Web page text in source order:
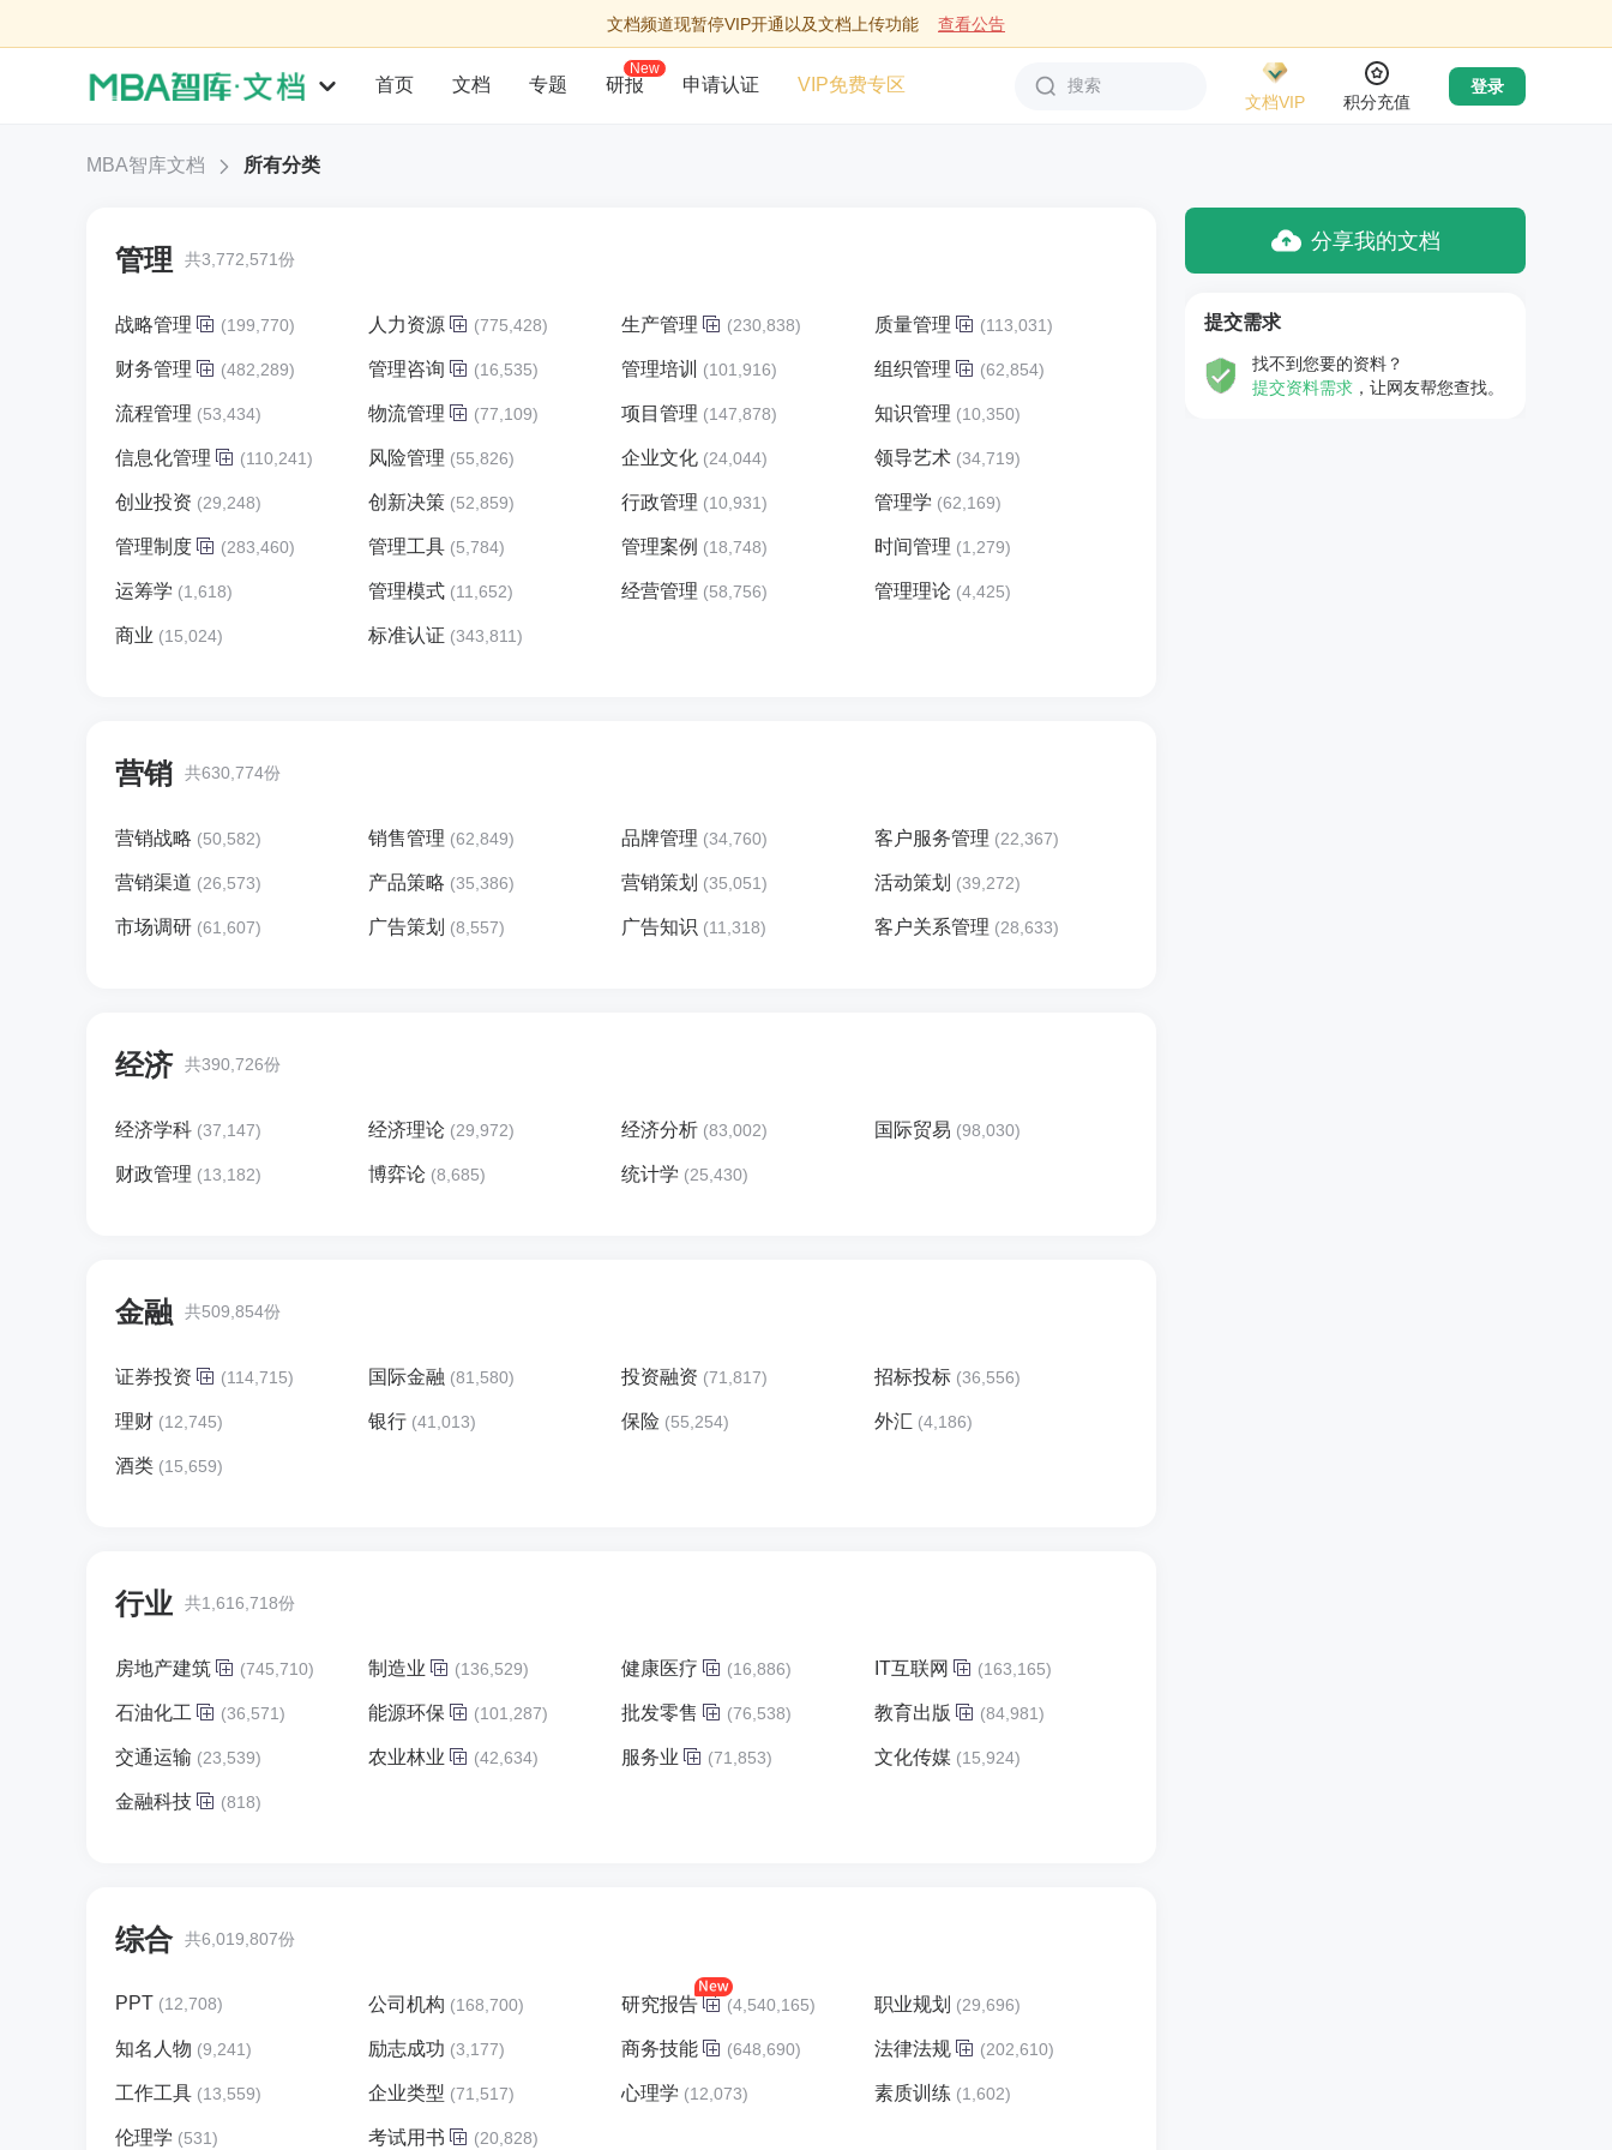
文档频道现暂停VIP开通以及文档上传功能 查看公告
首页 文档 专题 研报
New
申请认证 VIP免费专区
搜索
文档VIP
积分充值
登录
MBA智库文档 所有分类
管理 共3,772,571份
战略管理 (199,770) 人力资源 (775,428) 生产管理 (230,838) 质量管理 (113,031)
财务管理 (482,289) 管理咨询 (16,535) 管理培训 (101,916) 组织管理 (62,854)
流程管理 (53,434) 物流管理 (77,109) 项目管理 (147,878) 知识管理 (10,350)
信息化管理 (110,241) 风险管理 (55,826) 企业文化 (24,044) 领导艺术 (34,719)
创业投资 (29,248) 创新决策 (52,859) 行政管理 (10,931) 管理学 (62,169)
管理制度 (283,460) 管理工具 (5,784) 管理案例 (18,748) 时间管理 (1,279)
运筹学 (1,618) 管理模式 (11,652) 经营管理 (58,756) 管理理论 (4,425)
商业 (15,024) 标准认证 (343,811)
营销 共630,774份
营销战略 (50,582) 销售管理 (62,849) 品牌管理 (34,760) 客户服务管理 (22,367)
营销渠道 (26,573) 产品策略 (35,386) 营销策划 (35,051) 活动策划 (39,272)
市场调研 (61,607) 广告策划 (8,557) 广告知识 (11,318) 客户关系管理 (28,633)
经济 共390,726份
经济学科 (37,147) 经济理论 (29,972) 经济分析 (83,002) 国际贸易 (98,030)
财政管理 (13,182) 博弈论 (8,685) 统计学 (25,430)
金融 共509,854份
证券投资 (114,715) 国际金融 (81,580) 投资融资 (71,817) 招标投标 (36,556)
理财 (12,745) 银行 (41,013) 保险 (55,254) 外汇 (4,186)
酒类 (15,659)
行业 共1,616,718份
房地产建筑 (745,710) 制造业 (136,529) 健康医疗 (16,886) IT互联网 (163,165)
石油化工 (36,571) 能源环保 (101,287) 批发零售 (76,538) 教育出版 (84,981)
交通运输 (23,539) 农业林业 (42,634) 服务业 (71,853) 文化传媒 (15,924)
金融科技 (818)
综合 共6,019,807份
PPT (12,708) 公司机构 (168,700) 研究报告 (4,540,165) 职业规划 (29,696)
知名人物 (9,241) 励志成功 (3,177) 商务技能 (648,690) 法律法规 (202,610)
工作工具 (13,559) 企业类型 (71,517) 心理学 (12,073) 素质训练 (1,602)
伦理学 (531) 考试用书 (20,828)
分享我的文档
提交需求
找不到您要的资料？
提交资料需求 ，让网友帮您查找。